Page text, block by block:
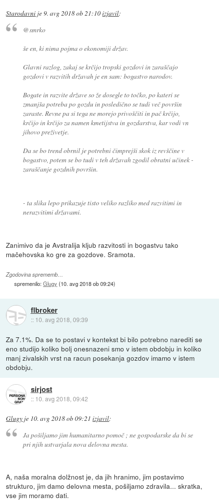
Starodavni je9. avg 2018 ob 21:10izjavil:
@smrko
še en, ki nima pojma o ekonomiji držav.
Glavni razlog, zakaj se krčijo tropski gozdovi in zaraščajo
gozdovi v razvitih državah je en sam: bogastvo narodov.
Bogate in razvite države so že dosegle to točko, po kateri se
zmanjša potreba po gozdu in posledično se tudi več površin
zaraste. Revne pa si tega ne morejo privoščiti in pač krčijo,
krčijo in krčijo za namen kmetijstva in gozdarstva, kar vodi vn
jihovo preživetje.
Da se bo trend obrnil je potrebni čimprejši skok iz revščine v
bogastvo, potem se bo tudi v teh državah zgodil obratni učinek -
zaraščanje gozdnih površin.
- ta slika lepo prikazuje tisto veliko razliko med razvitimi in
nerazvitimi državami.
Zanimivo da je Avstralija kljub razvitosti in bogastvu tako
mačehovska ko gre za gozdove. Sramota.
Zgodovina sprememb…
spremenilo:Glugy (10. avg 2018 ob 09:24)
flbroker
:: 10. avg 2018, 09:39
Za 7.1%. Da se to postavi v kontekst bi bilo potrebno narediti se
eno studijo koliko bolj onesnazeni smo v istem obdobju in koliko
manj zivalskih vrst na racun posekanja gozdov imamo v istem
obdobju.
sirjost
:: 10. avg 2018, 09:42
Glugy je 10. avg 2018 ob 09:21 izjavil:
Ja pošiljamo jim humanitarno pomoč ; ne gospodarske da bi se
pri njih ustvarjala nova delovna mesta.
A, naša moralna dolžnost je, da jih hranimo, jim postavimo
strukturo, jim damo delovna mesta, pošiljamo zdravila... skratka,
vse jim moramo dati.